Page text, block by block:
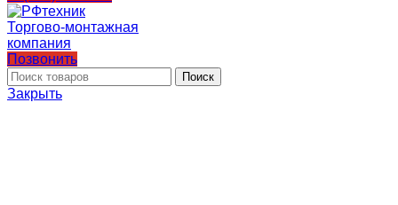
Позвонить
Поиск
Закрыть